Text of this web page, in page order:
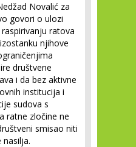
Novalić za
govori o ulozi
ratova
njihove
društvene
i da bez aktivne
institucija i
sudova s
ratne zločine ne
smisao niti